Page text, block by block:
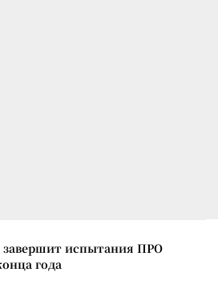
завершит испытания ПРО
года